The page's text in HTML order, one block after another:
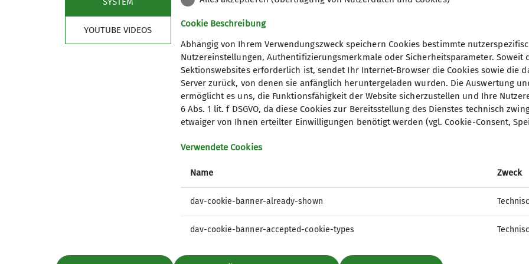
Der Wandertag wird fast immer mit einer Einkehr zur Schlussrast in einem Dorf- oder
Tagsüber verpflegen wir uns zumeist aus dem Rucksack.
Während der Wintermonate wird evtl. auch für die Mittagspause eine
In der Regel bilden wir Fahrgemeinschaften oder fahren mit öffentlichen
jeweiligen Monatsaushang bekanntgegeben.
Das Wanderprogramm hängt von der Beteiligung unserer Mitglieder ab. Wir suchen
eine Wanderung zu übernehmen. Willkommen sind auch Neulinge, die bei uns
Lust dabei zu sein? Nehme Kontakt auf, besuche einen Ausbildungskurs und schau
Sektion an. Bis bald!
YOUTUBE VIDEOS
Cookie Beschreibung
Abhängig von Ihrem Verwendungszweck speichern Cookies bestimmte
Nutzereinstellungen, Authentifizierungsmerkmale oder Sicherheitsparameter. Soweit
Sektionswebsites erforderlich ist, sendet Ihr Internet-Browser die Cookies sowie die
Server zurück, von denen sie anfänglich heruntergeladen wurden. Die Auswertung
ermöglicht es uns, die Funktionsfähigkeit der Website sicherzustellen und Ihre
6 Abs. 1 lit. f DSGVO, da diese Cookies zur Bereitsstellung des Dienstes technisch
etwaiger von Ihnen erteilter Einwilligungen benötigt werden (vgl. Cookie-Consent,
Verwendete Cookies
Name Zweck
dav-cookie-banner-already-shown
dav-cookie-banner-accepted-cookie-types